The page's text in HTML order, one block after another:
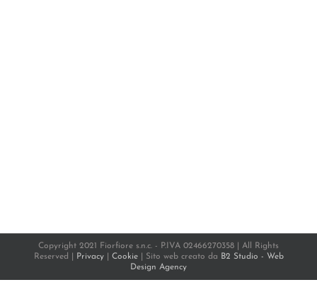
Copyright 2021 Fiorfiore s.n.c. - P.IVA 02466270358 | All Rights
Reserved |
Privacy| Cookie| Sito web creato da B2 Studio - Web
Design Agency